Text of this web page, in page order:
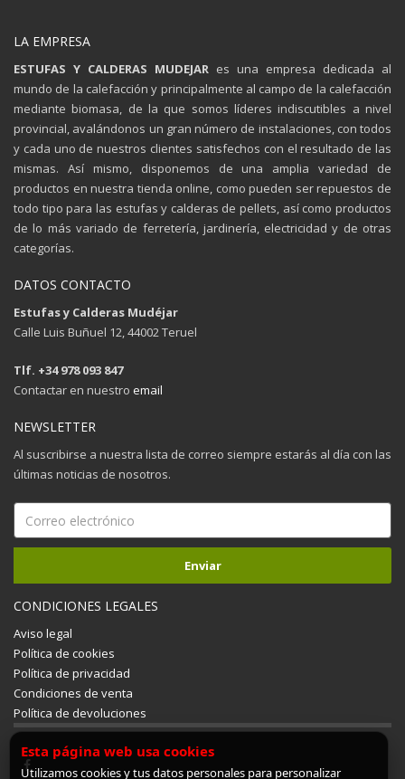
LA EMPRESA
ESTUFAS Y CALDERAS MUDEJAR es una empresa dedicada al
mundo de la calefacción y principalmente al campo de la calefacción
mediante biomasa, de la que somos líderes indiscutibles a nivel
provincial, avalándonos un gran número de instalaciones, con todos
y cada uno de nuestros clientes satisfechos con el resultado de las
mismas. Así mismo, disponemos de una amplia variedad de
productos en nuestra tienda online, como pueden ser repuestos de
todo tipo para las estufas y calderas de pellets, así como productos
de lo más variado de ferretería, jardinería, electricidad y de otras
categorías.
DATOS CONTACTO
Estufas y Calderas Mudéjar
Calle Luis Buñuel 12, 44002 Teruel
Tlf. +34 978 093 847
Contactar en nuestro email
NEWSLETTER
Al suscribirse a nuestra lista de correo siempre estarás al día con las
últimas noticias de nosotros.
CONDICIONES LEGALES
Aviso legal
Política de cookies
Política de privacidad
Condiciones de venta
Política de devoluciones
Esta página web usa cookies
Utilizamos cookies y tus datos personales para personalizar